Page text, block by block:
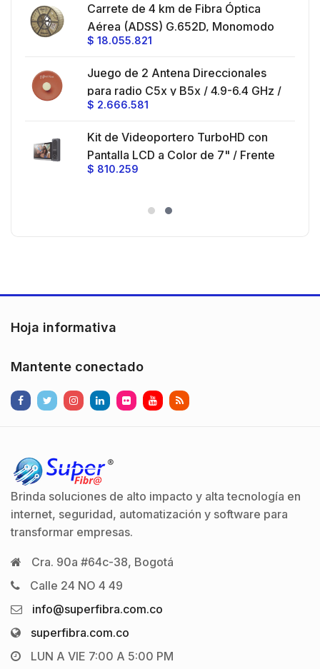
Carrete de 4 km de Fibra Óptica
Aérea (ADSS) G.652D, Monomodo
de 24 Hilos, Exterior, Span 200,
$ 18.055.821
Juego de 2 Antena Direccionales
para radio C5x y B5x / 4.9-6.4 GHz /
Ganancia 27 dBi / Montaje incluido.
$ 2.666.581
Kit de Videoportero TurboHD con
Pantalla LCD a Color de 7" / Frente
de Calle para Exterior de
)130° de Visión (Gran Angular)
$ 810.259
Hoja informativa
Mantente conectado
Brinda soluciones de alto impacto y alta tecnología en
internet, seguridad, automatización y software para
transformar empresas.
Cra. 90a #64c-38, Bogotá
Calle 24 NO 4 49
info@superfibra.com.co
superfibra.com.co
LUN A VIE 7:00 A 5:00 PM